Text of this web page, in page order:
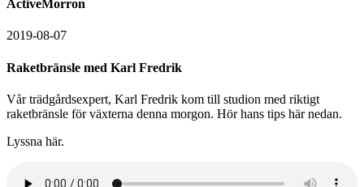
ActiveMorron
2019-08-07
Raketbränsle med Karl Fredrik
Vår trädgårdsexpert, Karl Fredrik kom till studion med riktigt
raketbränsle för växterna denna morgon. Hör hans tips här nedan.
Lyssna här.